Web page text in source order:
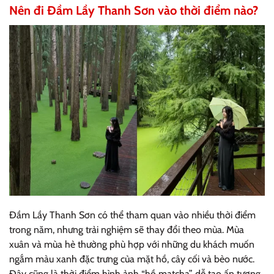
Nên đi Đầm Lầy Thanh Sơn vào thời điểm nào?
Đầm Lầy Thanh Sơn có thể tham quan vào nhiều thời điểm
trong năm, nhưng trải nghiệm sẽ thay đổi theo mùa. Mùa
xuân và mùa hè thường phù hợp với những du khách muốn
ngắm màu xanh đặc trưng của mặt hồ, cây cối và bèo nước.